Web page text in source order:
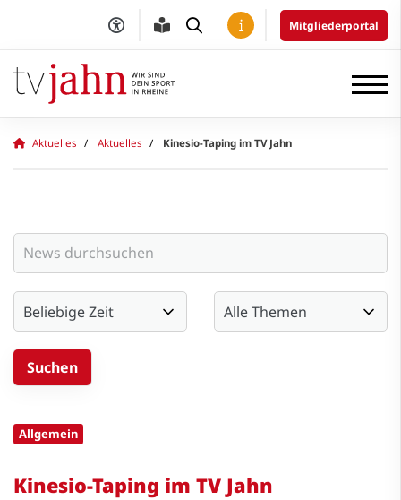
Mitgliederportal
Aktuelles Aktuelles Kinesio-Taping im TV Jahn
Allgemein
Kinesio-Taping im TV Jahn